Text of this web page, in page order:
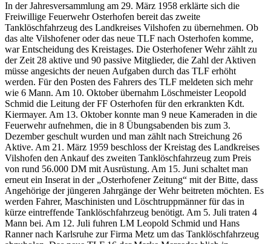
In der Jahresversammlung am 29. März 1958 erklärte sich die
Freiwillige Feuerwehr Osterhofen bereit das zweite
Tanklöschfahrzeug des Landkreises Vilshofen zu übernehmen. Ob
das alte Vilshofener oder das neue TLF nach Osterhofen komme,
war Entscheidung des Kreistages. Die Osterhofener Wehr zählt zu
der Zeit 28 aktive und 90 passive Mitglieder, die Zahl der Aktiven
müsse angesichts der neuen Aufgaben durch das TLF erhöht
werden. Für den Posten des Fahrers des TLF meldeten sich mehr
wie 6 Mann. Am 10. Oktober übernahm Löschmeister Leopold
Schmid die Leitung der FF Osterhofen für den erkrankten Kdt.
Kiermayer. Am 13. Oktober konnte man 9 neue Kameraden in die
Feuerwehr aufnehmen, die in 8 Übungsabenden bis zum 3.
Dezember geschult wurden und man zählt nach Streichung 26
Aktive. Am 21. März 1959 beschloss der Kreistag des Landkreises
Vilshofen den Ankauf des zweiten Tanklöschfahrzeug zum Preis
von rund 56.000 DM mit Ausrüstung. Am 15. Juni schaltet man
erneut ein Inserat in der „Osterhofener Zeitung“ mit der Bitte, dass
Angehörige der jüngeren Jahrgänge der Wehr beitreten möchten. Es
werden Fahrer, Maschinisten und Löschtruppmänner für das in
kürze eintreffende Tanklöschfahrzeug benötigt. Am 5. Juli traten 4
Mann bei. Am 12. Juli fuhren LM Leopold Schmid und Hans
Ranner nach Karlsruhe zur Firma Metz um das Tanklöschfahrzeug